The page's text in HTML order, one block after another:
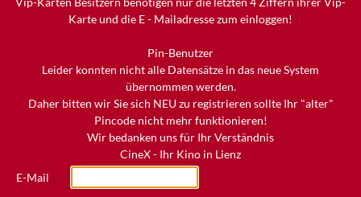
Karte und die E - Mailadresse zum einloggen!
Pin-Benutzer
Leider konnten nicht alle Datensätze in das neue System
übernommen werden.
Daher bitten wir Sie sich NEU zu registrieren sollte Ihr "alter"
Pincode nicht mehr funktionieren!
Wir bedanken uns für Ihr Verständnis
CineX - Ihr Kino in Lienz
E-Mail